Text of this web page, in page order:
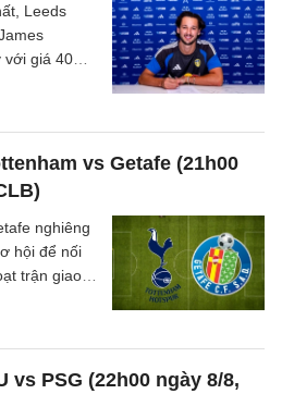
Leeds
với giá 40
vs Getafe (21h00
nghiêng
hội để nối
trận giao
vs PSG (22h00 ngày 8/8,